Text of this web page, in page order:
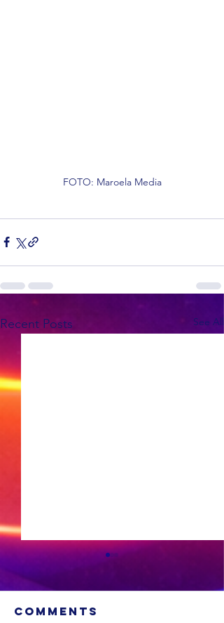
FOTO: Maroela Media
Recent Posts See All
Comments